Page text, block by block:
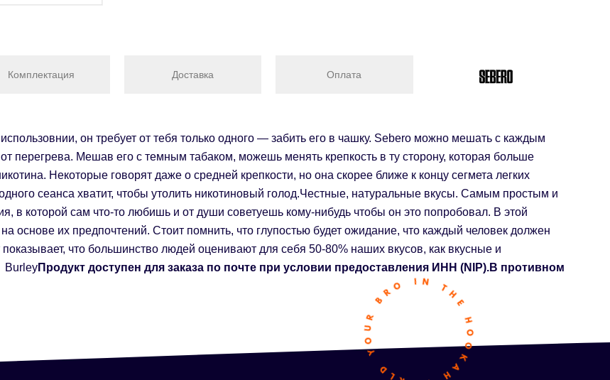
Комплектация Доставка Оплата
он требует от тебя только одного — забить его в чашку. Sebero можно мешать с каждым
перегрева. Мешав его с темным табаком, можешь менять крепкость в ту сторону, которая больше
Некоторые говорят даже о средней крепкости, но она скорее ближе к концу сегмета легких
сеанса хватит, чтобы утолить никотиновый голод.Честные, натуральные вкусы. Самым простым и
которой сам что-то любишь и от души советуешь кому-нибудь чтобы он это попробовал. В этой
основе их предпочтений. Стоит помнить, что глупостью будет ожидание, что каждый человек должен
что большинство людей оценивают для себя 50-80% наших вкусов, как вкусные и
BurleyПродукт доступен для заказа по почте при условии предоставления ИНН (NIP).В противном